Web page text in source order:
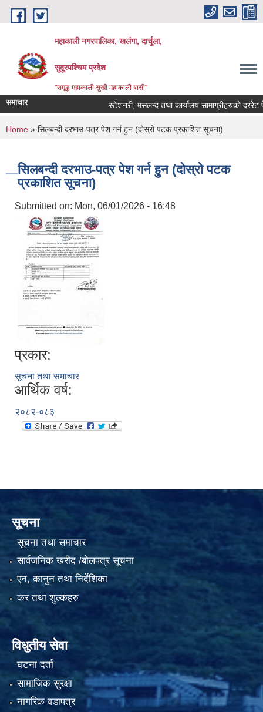
Skip to main content
महाकाली नगरपालिका, खलंगा, दार्चुला,
सुदूरपश्चिम प्रदेश
"समृद्ध महाकाली सुखी महाकाली बासी"
समाचार स्टेशनरी, मसलन्द तथा कार्यालय सामाग्रीहरुको दररेट
You are here
Home » सिलबन्दी दरभाउ-पत्र पेश गर्न हुन (दोस्रो पटक प्रकाशित सूचना)
सिलबन्दी दरभाउ-पत्र पेश गर्न हुन (दोस्रो पटक
प्रकाशित सूचना)
Submitted on: Mon, 06/01/2026 - 16:48
प्रकार:
सूचना तथा समाचार
आर्थिक वर्ष:
२०८२-०८३
सूचना
सूचना तथा समाचार
सार्वजनिक खरीद /बोलपत्र सूचना
एन, कानुन तथा निर्देशिका
कर तथा शुल्कहरु
विधुतीय सेवा
घटना दर्ता
सामाजिक सुरक्षा
नागरिक वडापत्र